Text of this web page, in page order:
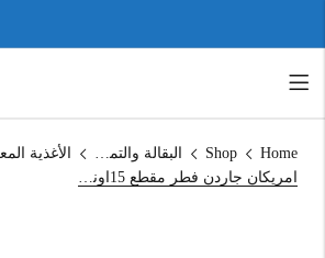
Home
Shop البقالة والتموين
امريكان جاردن فطر مقطع 15اونص